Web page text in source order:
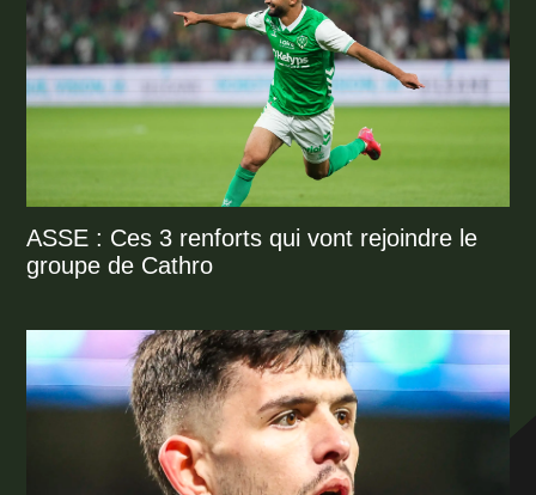
ASSE : Ces 3 renforts qui vont rejoindre le
groupe de Cathro